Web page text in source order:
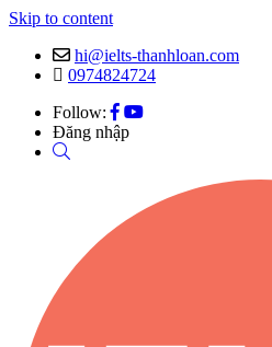
Skip to content
hi@ielts-thanhloan.com
0974824724
Follow:
Đăng nhập